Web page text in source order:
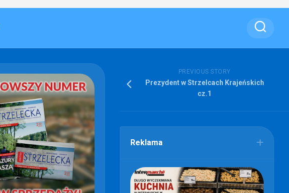
PREVIOUS STORY
Prezydent w Strzelcach Krajeńskich
cz.1
Reklama